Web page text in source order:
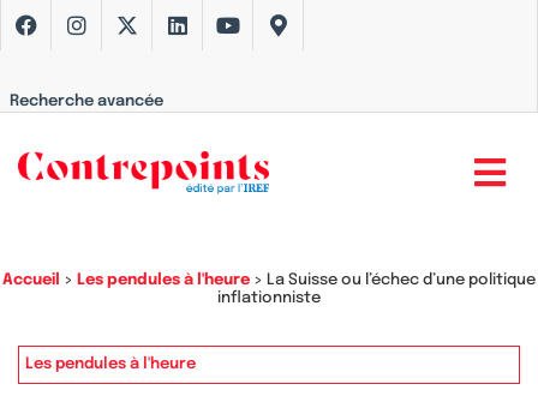
Recherche avancée
Accueil > Les pendules à l'heure > La Suisse ou l’échec d’une politique
inflationniste
Les pendules à l'heure